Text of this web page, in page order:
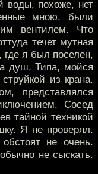
воды, похоже, нет
мною, были
вентилем. Что
течет мутная
где я был поселен,
душ. Типа, мойся
из крана.
представлялся
Сосед
тайной техникой
Я не проверял.
не очень.
не сыскать.